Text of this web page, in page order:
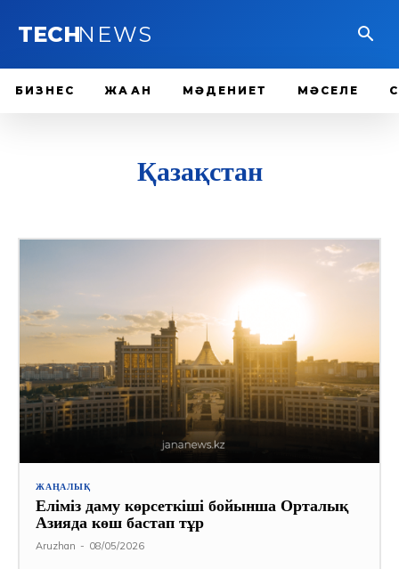
TECHNEWS
БИЗНЕС ЖАҺАН МӘДЕНИЕТ МӘСЕЛЕ
Қазақстан
ЖАҢАЛЫҚ
Еліміз даму көрсеткіші бойынша Орталық
Азияда көш бастап тұр
Aruzhan - 08/05/2026